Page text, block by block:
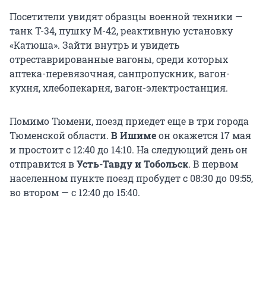
Посетители увидят образцы военной техники —
танк Т-34, пушку М-42, реактивную установку
«Катюша». Зайти внутрь и увидеть
отреставрированные вагоны, среди которых
аптека-перевязочная, санпропускник, вагон-
кухня, хлебопекарня, вагон-электростанция.
Помимо Тюмени, поезд приедет еще в три города
Тюменской области. В Ишимеон окажется 17 мая
и простоит с 12:40 до 14:10. На следующий день он
отправится вУсть-Тавду и Тобольск. В первом
населенном пункте поезд пробудет с 08:30 до 09:55,
во втором — с 12:40 до 15:40.